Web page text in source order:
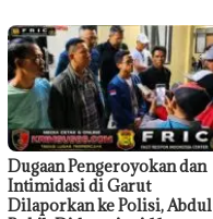
Dugaan Pengeroyokan dan
Intimidasi di Garut
Dilaporkan ke Polisi, Abdul